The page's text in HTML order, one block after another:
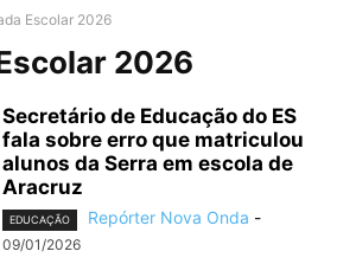
Escolar 2026
2026
Secretário de Educação do ES
fala sobre erro que matriculou
alunos da Serra em escola de
Aracruz
EDUCAÇÃO Repórter Nova Onda -
09/01/2026